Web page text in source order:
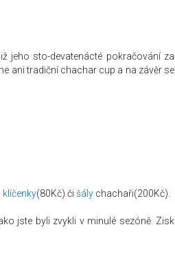
jeho sto-devatenácté pokračování za
ani tradiční chachar cup a na závěr se
klíčenky(80Kč) či šály chachaři(200Kč).
jste byli zvykli v minulé sezóně. Zisk